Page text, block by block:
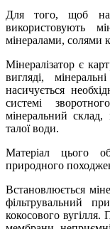
Для того, щоб
використовують
мінералами, солями
Мінералізатор є
вигляді,
насичується
системі
мінеральний
талої води.
Матеріал цього
природного
Встановлюється
фільтрувальний
кокосового вугілля.